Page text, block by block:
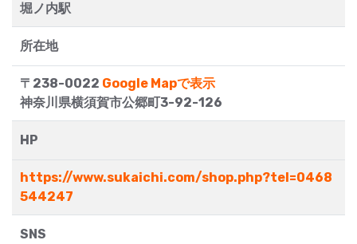
堀ノ内駅
所在地
〒238-0022 Google Mapで表示
神奈川県横須賀市公郷町3-92-126
HP
https://www.sukaichi.com/shop.php?tel=0468
544247
SNS